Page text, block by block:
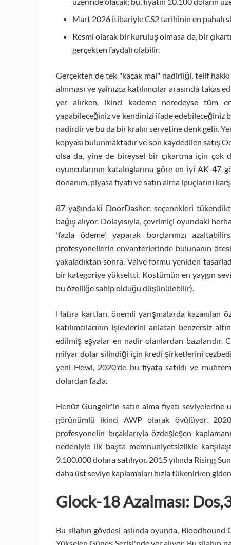
Mart 2026 itibariyle CS2 tarihinin en pahalı
Resmi olarak bir kuruluş olmasa da, bir
gerçekten faydalı olabilir.
Gerçekten de tek "kaçak mal" nadirliği, telif hakkı
alınması ve yalnızca katılımcılar arasında
yer alırken, ikinci kademe neredeyse tüm
yapabileceğiniz ve kendinizi ifade edebileceğiniz
nadirdir ve bu da bir kralın servetine denk gelir.
kopyası bulunmaktadır ve son kaydedilen satış
olsa da, yine de bireysel bir çıkartma için çok
oyuncularının kataloglarına göre en iyi AK-47
donanım, piyasa fiyatı ve satın alma ipuçlarını
87 yaşındaki DoorDasher, seçenekleri
bağış alıyor. Dolayısıyla, çevrimiçi oyundaki
'fazla ödeme' yaparak borçlarınızı
profesyonellerin envanterlerinde bulunanın
yakaladıktan sonra, Valve formu yeniden
bir kategoriye yükseltti. Kostümün en yaygın
bu özelliğe sahip olduğu düşünülebilir).
Hatıra kartları, önemli yarışmalarda kazanılan
katılımcılarının işlevlerini anlatan benzersiz
edilmiş eşyalar en nadir olanlardan
milyar dolar silindiği için kredi şirketlerini
yeni Howl, 2020'de bu fiyata satıldı ve
dolardan fazla.
Henüz Gungnir'in satın alma fiyatı
görünümlü ikinci AWP olarak övülüyor.
profesyonelin bıçaklarıyla özdeşleşen
nedeniyle ilk başta memnuniyetsizlikle
9.100.000 dolara satılıyor. 2015 yılında Rising
daha üst seviye kaplamaları hızla tükenirken
Glock-18 Azalması:
Bu silahın gövdesi aslında oyunda,